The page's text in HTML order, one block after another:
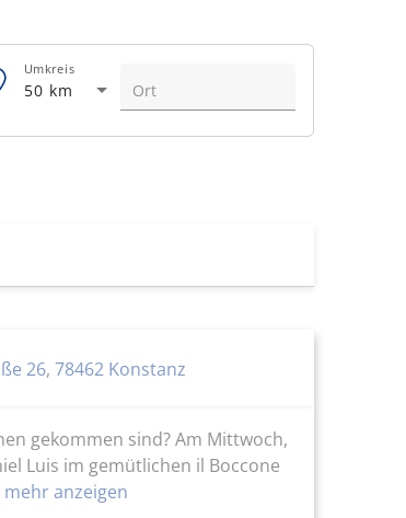
50 km
Umkreis
26, 78462 Konstanz
gekommen sind? Am Mittwoch,
Luis im gemütlichen il Boccone
mehr anzeigen